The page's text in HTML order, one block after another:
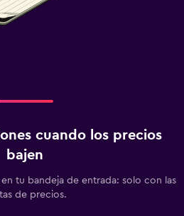
cuando los precios
bajen
tu bandeja de entrada: solo con las
de precios.